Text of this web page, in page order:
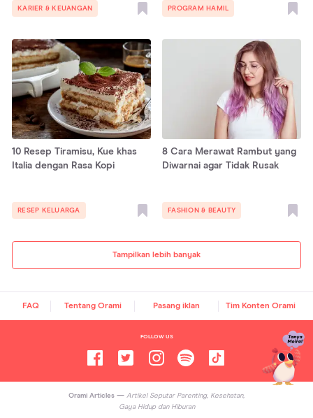
Tampilkan lebih banyak
KARIER & KEUANGAN PROGRAM HAMIL
10 Resep Tiramisu, Kue khas
Italia dengan Rasa Kopi
RESEP KELUARGA
8 Cara Merawat Rambut yang
Diwarnai agar Tidak Rusak
FASHION & BEAUTY
FAQ Tentang Orami Pasang iklan Tim Konten Orami
FOLLOW US
Orami Articles — Artikel Seputar Parenting, Kesehatan,
Gaya Hidup dan Hiburan